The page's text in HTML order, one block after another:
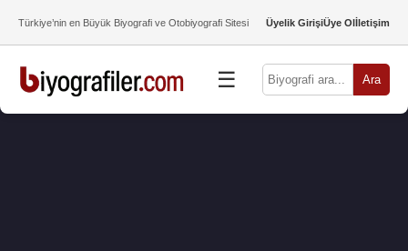
Türkiye’nin en Büyük Biyografi ve Otobiyografi Sitesi Üyelik GirişiÜye Olİletişim
☰ Ara